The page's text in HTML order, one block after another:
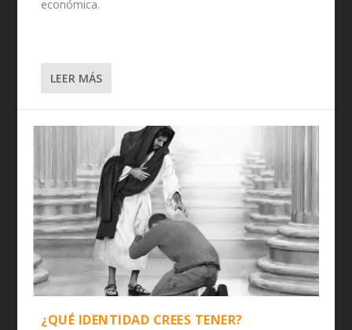
económica.
LEER MÁS
¿QUÉ IDENTIDAD CREES TENER?